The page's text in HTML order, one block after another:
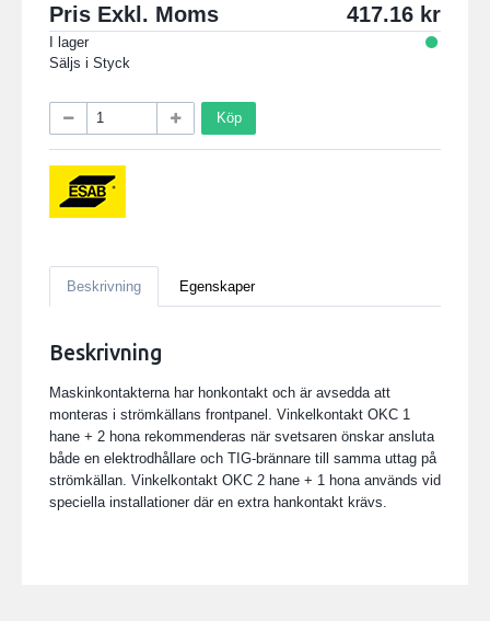
Pris Exkl. Moms 417.16
I lager
Säljs i Styck
Köp
Beskrivning Egenskaper
Beskrivning
Maskinkontakterna har honkontakt och är avsedda att
monteras i strömkällans frontpanel. Vinkelkontakt OKC 1
hane + 2 hona rekommenderas när svetsaren önskar ansluta
både en elektrodhållare och TIG-brännare till samma uttag på
strömkällan. Vinkelkontakt OKC 2 hane + 1 hona används vid
speciella installationer där en extra hankontakt krävs.